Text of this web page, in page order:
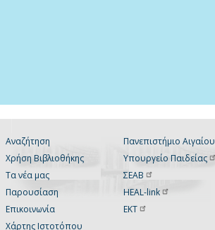
Αναζήτηση
Χρήση Βιβλιοθήκης
Τα νέα μας
Παρουσίαση
Επικοινωνία
Χάρτης Ιστοτόπου
Πανεπιστήμιο Αιγαίου
Υπουργείο Παιδείας
ΣΕΑΒ
HEAL-link
ΕΚΤ